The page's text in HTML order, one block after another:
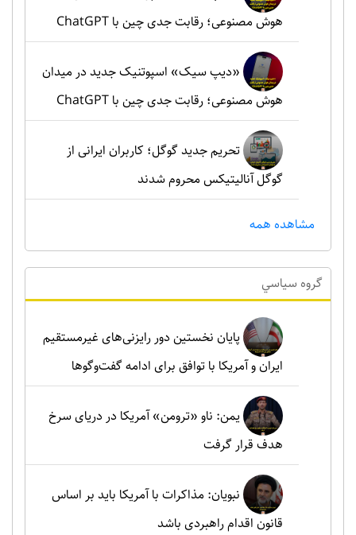
هوش مصنوعی؛ رقابت جدی چین با ChatGPT
«دیپ سیک» اسپوتنیک جدید در میدان
هوش مصنوعی؛ رقابت جدی چین با ChatGPT
تحریم جدید گوگل؛ کاربران ایرانی از
گوگل آنالیتیکس محروم شدند
مشاهده همه
گروه سياسي
پایان نخستین دور رایزنی‌های غیرمستقیم
ایران و آمریکا با توافق برای ادامه گفت‌وگوها
یمن: ناو «ترومن» آمریکا در دریای سرخ
هدف قرار گرفت
نبویان: مذاکرات با آمریکا باید بر اساس
قانون اقدام راهبردی باشد